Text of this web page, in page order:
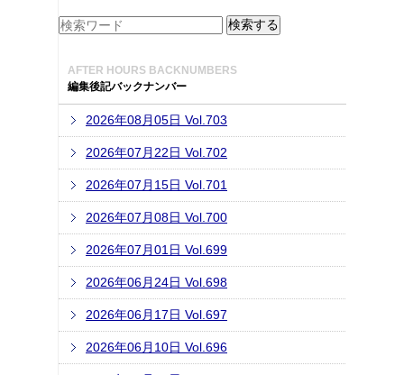
AFTER HOURS BACKNUMBERS
編集後記バックナンバー
2026年08月05日 Vol.703
2026年07月22日 Vol.702
2026年07月15日 Vol.701
2026年07月08日 Vol.700
2026年07月01日 Vol.699
2026年06月24日 Vol.698
2026年06月17日 Vol.697
2026年06月10日 Vol.696